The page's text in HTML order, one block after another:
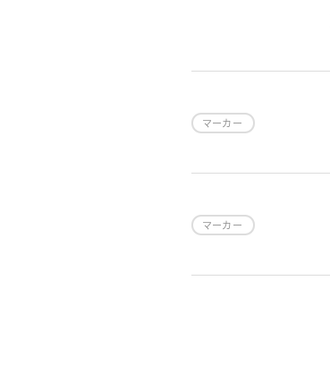
マーカー
マーカー